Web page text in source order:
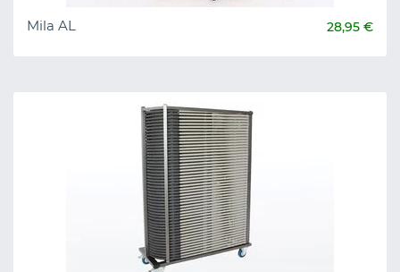
Mila AL 28,95 €